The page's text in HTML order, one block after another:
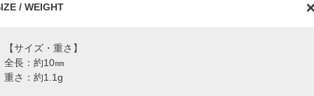
/ WEIGHT
【サイズ・重さ】
全長：約10㎜
重さ：約1.1g